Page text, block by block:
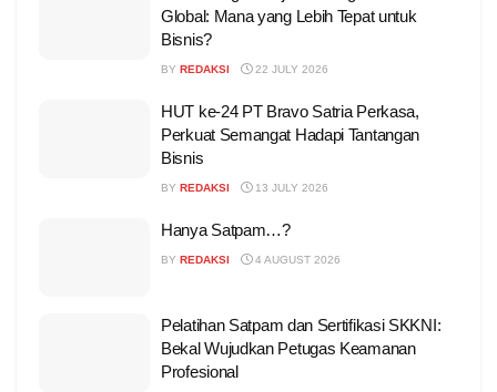
Global: Mana yang Lebih Tepat untuk
Bisnis?
BY REDAKSI 22 JULY 2026
HUT ke-24 PT Bravo Satria Perkasa,
Perkuat Semangat Hadapi Tantangan
Bisnis
BY REDAKSI 13 JULY 2026
Hanya Satpam…?
BY REDAKSI 4 AUGUST 2026
Pelatihan Satpam dan Sertifikasi SKKNI:
Bekal Wujudkan Petugas Keamanan
Profesional